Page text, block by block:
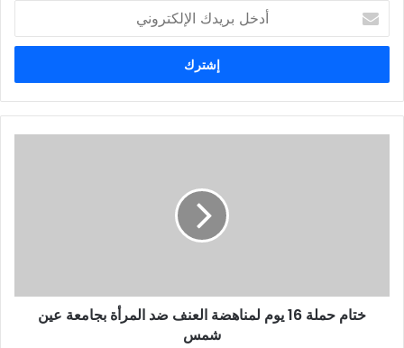
خ
ب
ر
ر
ختام حملة 16 يوم لمناهضة العنف ضد المرأة بجامعة عين
شمس